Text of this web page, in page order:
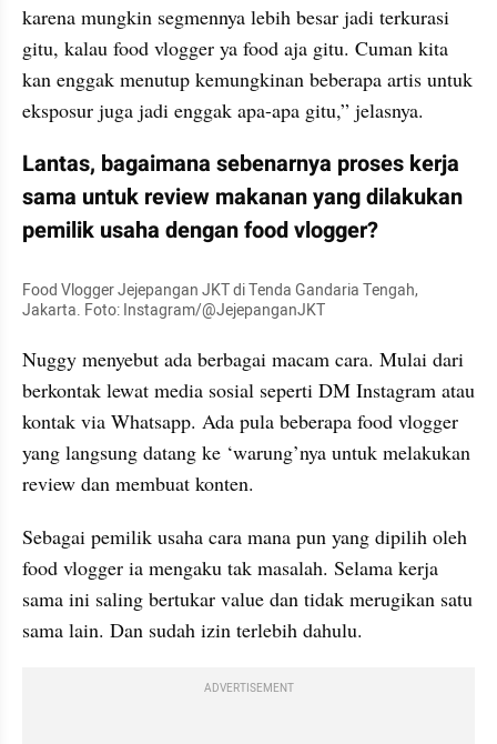
karena mungkin segmennya lebih besar jadi terkurasi
gitu, kalau food vlogger ya food aja gitu. Cuman kita
kan enggak menutup kemungkinan beberapa artis untuk
eksposur juga jadi enggak apa-apa gitu,” jelasnya.
Lantas, bagaimana sebenarnya proses kerja
sama untuk review makanan yang dilakukan
pemilik usaha dengan food vlogger?
Food Vlogger Jejepangan JKT di Tenda Gandaria Tengah,
Jakarta. Foto: Instagram/@JejepanganJKT
Nuggy menyebut ada berbagai macam cara. Mulai dari
berkontak lewat media sosial seperti DM Instagram atau
kontak via Whatsapp. Ada pula beberapa food vlogger
yang langsung datang ke ‘warung’nya untuk melakukan
review dan membuat konten.
Sebagai pemilik usaha cara mana pun yang dipilih oleh
food vlogger ia mengaku tak masalah. Selama kerja
sama ini saling bertukar value dan tidak merugikan satu
sama lain. Dan sudah izin terlebih dahulu.
ADVERTISEMENT